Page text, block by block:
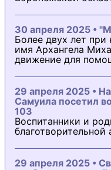
30 апреля 2025 •
Более двух лет
имя Архангела
движение для
29 апреля 2025 •
Самуила посетил
103
Воспитанники и
благотворительной
29 апреля 2025 •